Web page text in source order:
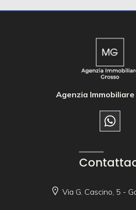
Agenzia
Via G. Cascino, 5 -